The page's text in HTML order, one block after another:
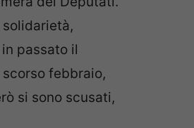
passato il
febbraio,
si sono scusati,